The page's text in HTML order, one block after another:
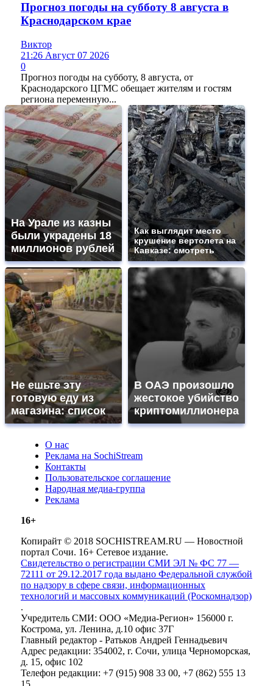
Прогноз погоды на субботу 8 августа в
Краснодарском крае
Виктор
21:26 Август 07 2026
0
Прогноз погоды на субботу, 8 августа, от
Краснодарского ЦГМС обещает жителям и гостям
региона переменную...
На Урале из казны
были украдены 18
миллионов рублей
Как выглядит место
крушение вертолета на
Кавказе: смотреть
Не ешьте эту
готовую еду из
магазина: список
В ОАЭ произошло
жестокое убийство
криптомиллионера
О нас
Реклама на SochiStream
Контакты
Пользовательское соглашение
Народная медиа-группа
Реклама
16+
Копирайт © 2018 SOCHISTREAM.RU — Новостной
портал Сочи. 16+ Сетевое издание.
Свидетельство о регистрации СМИ ЭЛ № ФС 77 —
72111 от 29.12.2017 года выдано Федеральной службой
по надзору в сфере связи, информационных
технологий и массовых коммуникаций (Роскомнадзор)
.
Учредитель СМИ: ООО «Медиа-Регион» 156000 г.
Кострома, ул. Ленина, д.10 офис 37Г
Главный редактор - Ратьков Андрей Геннадьевич
Адрес редакции: 354002, г. Сочи, улица Черноморская,
д. 15, офис 102
Телефон редакции: +7 (915) 908 33 00, +7 (862) 555 13
15